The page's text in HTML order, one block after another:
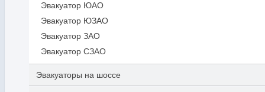
Эвакуатор ЮАО
Эвакуатор ЮЗАО
Эвакуатор ЗАО
Эвакуатор СЗАО
Эвакуаторы на шоссе